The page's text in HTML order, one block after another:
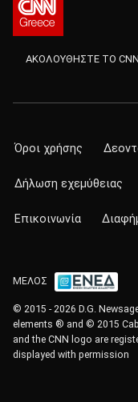
ΑΚΟΛΟΥΘΗΣΤΕ ΤΟ
Όροι χρήσης
Δήλωση εχεμύθειας
Επικοινωνία
ΜΕΛΟΣ
© 2015 - 2026 D.G.
elements ® and © 2015
and the CNN logo are
displayed with permission